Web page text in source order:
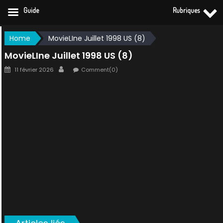
Skip
to
content
Home MovieLIne Juillet 1998 US (8)
MovieLIne Juillet 1998 US (8)
Posted
11 février 2026 AuthorComment(0)
Guide Rubriques